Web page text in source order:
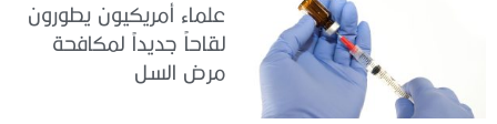
علماء أمريكيون يطورون
لقاحاً جديداً لمكافحة
مرض السل